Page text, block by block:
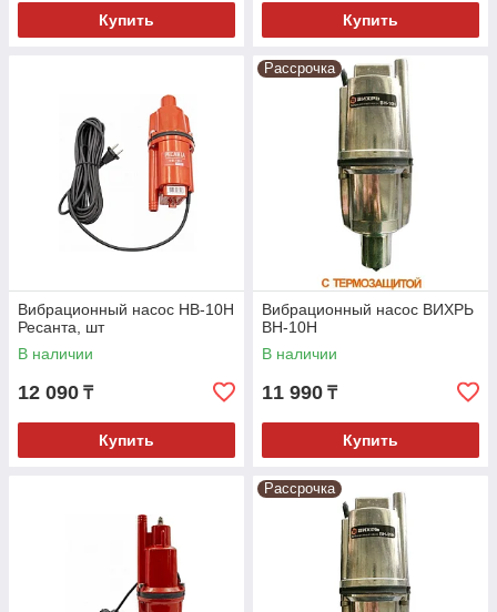
Купить Купить
Вибрационный насос НВ-10Н
Ресанта, шт
В наличии
12 090 ₸
Купить
Рассрочка
Вибрационный насос ВИХРЬ
ВН-10Н
В наличии
11 990 ₸
Купить
Рассрочка